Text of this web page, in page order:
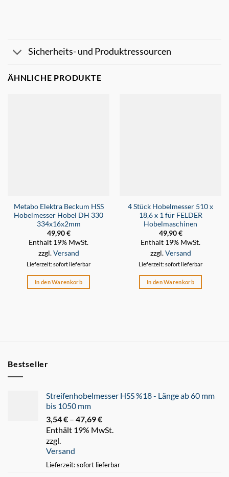
Sicherheits- und Produktressourcen
ÄHNLICHE PRODUKTE
Metabo Elektra Beckum HSS
Hobelmesser Hobel DH 330
334x16x2mm
49,90€
Enthält 19% MwSt.
zzgl.Versand
Lieferzeit: sofort lieferbar
In den Warenkorb
4 Stück Hobelmesser 510 x
18,6 x 1 für FELDER
Hobelmaschinen
49,90€
Enthält 19% MwSt.
zzgl.Versand
Lieferzeit: sofort lieferbar
In den Warenkorb
Bestseller
Streifenhobelmesser HSS %18 - Länge ab 60 mm
bis 1050 mm
3,54€ – 47,69€
3,54 €
Enthält 19% MwSt.
zzgl.
Versand
Lieferzeit: sofort lieferbar